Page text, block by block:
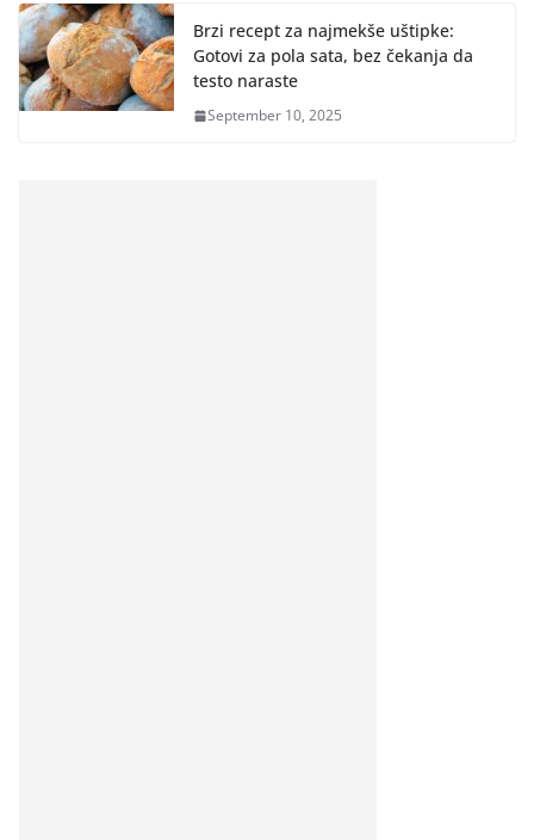
Brzi recept za najmekše uštipke:
Gotovi za pola sata, bez čekanja da
testo naraste
September 10, 2025